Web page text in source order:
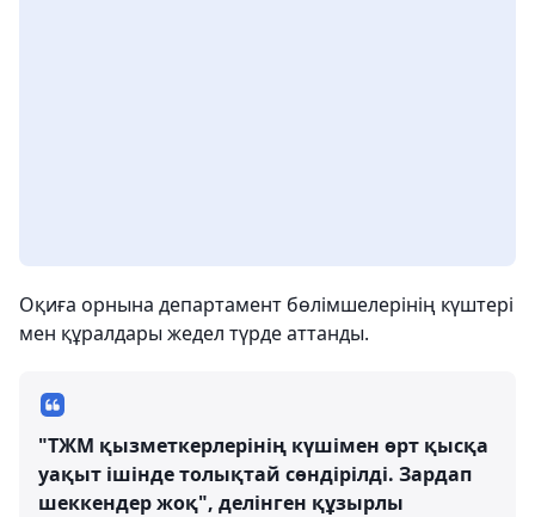
Оқиға орнына департамент бөлімшелерінің күштері
мен құралдары жедел түрде аттанды.
"ТЖМ қызметкерлерінің күшімен өрт қысқа
уақыт ішінде толықтай сөндірілді. Зардап
шеккендер жоқ", делінген құзырлы